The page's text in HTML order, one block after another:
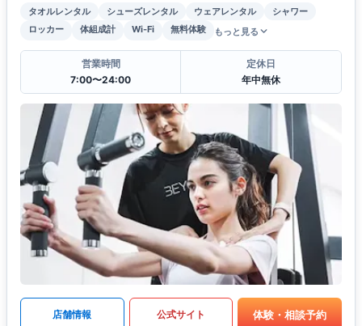
タオルレンタル シューズレンタル ウェアレンタル
シャワー
ロッカー
体組成計 Wi-Fi 無料体験 もっと見る
営業時間
7:00〜24:00
定休日
年中無休
店舗情報 公式サイト 体験・相談予約